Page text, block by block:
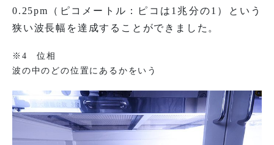
0.25pm（ピコメートル：ピコは1兆分の1）という
狭い波長幅を達成することができました。
※4 位相
波の中のどの位置にあるかをいう